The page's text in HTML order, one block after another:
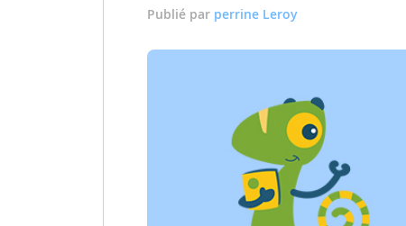
Publié par perrine Leroy